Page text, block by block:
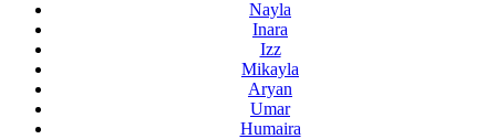
Nayla
Inara
Izz
Mikayla
Aryan
Umar
Humaira